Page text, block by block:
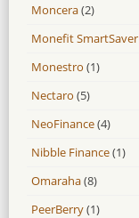
Moncera(2)
Monefit SmartSaver
Monestro (1)
Nectaro (5)
NeoFinance(4)
Nibble Finance(1)
Omaraha(8)
PeerBerry(1)